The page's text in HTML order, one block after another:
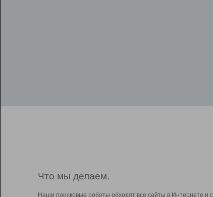
Что мы делаем.
Наши поисковые роботы обходят все сайты в Интернете и